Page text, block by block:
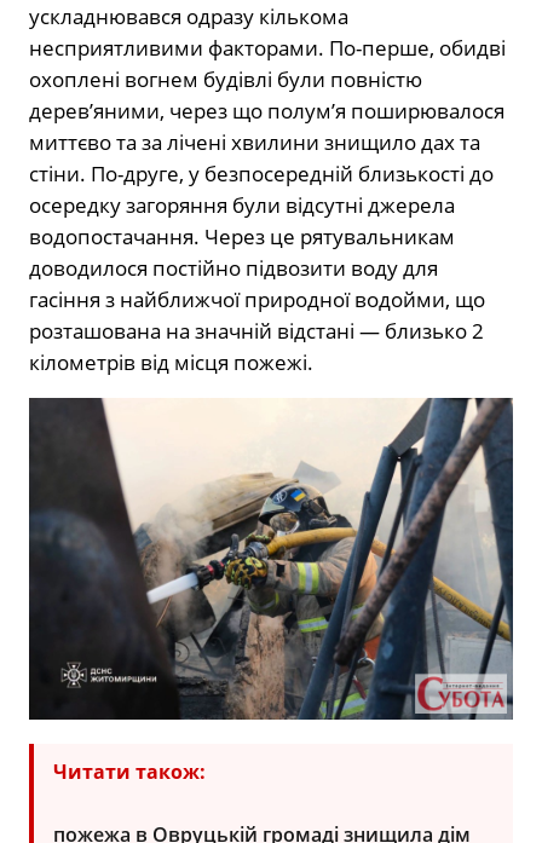
ускладнювався одразу кількома
несприятливими факторами. По-перше, обидві
охоплені вогнем будівлі були повністю
дерев’яними, через що полум’я поширювалося
миттєво та за лічені хвилини знищило дах та
стіни. По-друге, у безпосередній близькості до
осередку загоряння були відсутні джерела
водопостачання. Через це рятувальникам
доводилося постійно підвозити воду для
гасіння з найближчої природної водойми, що
розташована на значній відстані — близько 2
кілометрів від місця пожежі.
Читати також:
пожежа в Овруцькій громаді знищила дім